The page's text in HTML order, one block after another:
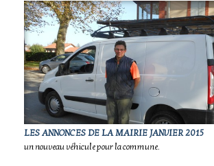
LES ANNONCES DE LA MAIRIE JANVIER 2015
un nouveau véhicule pour la commune.